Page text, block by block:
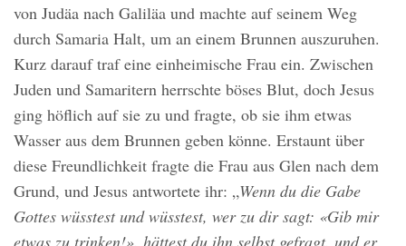
von Judäa nach Galiläa und machte auf seinem Weg
durch Samaria Halt, um an einem Brunnen auszuruhen.
Kurz darauf traf eine einheimische Frau ein. Zwischen
Juden und Samaritern herrschte böses Blut, doch Jesus
ging höflich auf sie zu und fragte, ob sie ihm etwas
Wasser aus dem Brunnen geben könne. Erstaunt über
diese Freundlichkeit fragte die Frau aus Glen nach dem
Grund, und Jesus antwortete ihr: „Wenn du die Gabe
Gottes wüsstest und wüsstest, wer zu dir sagt: «Gib mir
etwas zu trinken!», hättest du ihn selbst gefragt, und er